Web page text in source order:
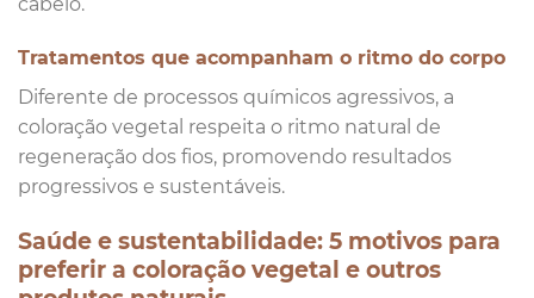
Tratamentos que acompanham o ritmo do corpo
Diferente de processos químicos agressivos, a
coloração vegetal respeita o ritmo natural de
regeneração dos fios, promovendo resultados
progressivos e sustentáveis.
Saúde e sustentabilidade: 5 motivos para
preferir a coloração vegetal e outros